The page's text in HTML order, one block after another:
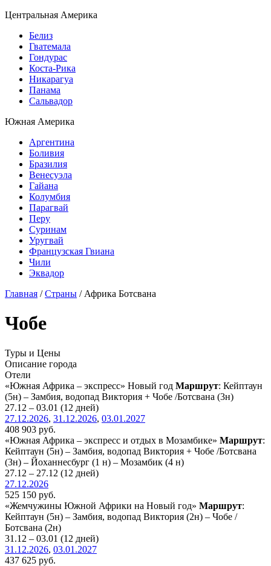
Центральная Америка
Белиз
Гватемала
Гондурас
Коста-Рика
Никарагуа
Панама
Сальвадор
Южная Америка
Аргентина
Боливия
Бразилия
Венесуэла
Гайана
Колумбия
Парагвай
Перу
Суринам
Уругвай
Французская Гвиана
Чили
Эквадор
Главная /Страны / Африка Ботсвана
Чобе
Туры и Цены
Описание города
Отели
«Южная Африка – экспресс» Новый год Маршрут: Кейптаун
(5н) – Замбия, водопад Виктория + Чобе /Ботсвана (3н)
27.12 – 03.01 (12 дней)
27.12.2026, 31.12.2026, 03.01.2027
408 903 руб.
«Южная Африка – экспресс и отдых в Мозамбике» Маршрут:
Кейптаун (5н) – Замбия, водопад Виктория + Чобе /Ботсвана
(3н) – Йоханнесбург (1 н) – Мозамбик (4 н)
27.12 – 27.12 (12 дней)
27.12.2026
525 150 руб.
«Жемчужины Южной Африки на Новый год» Маршрут:
Кейптаун (5н) – Замбия, водопад Виктория (2н) – Чобе /
Ботсвана (2н)
31.12 – 03.01 (12 дней)
31.12.2026, 03.01.2027
437 625 руб.